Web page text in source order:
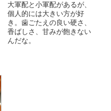
大軍配と小軍配があるが、
個人的には大きい方が好
き。歯ごたえの良い硬さ、
香ばしさ、甘みが飽きない
んだな。